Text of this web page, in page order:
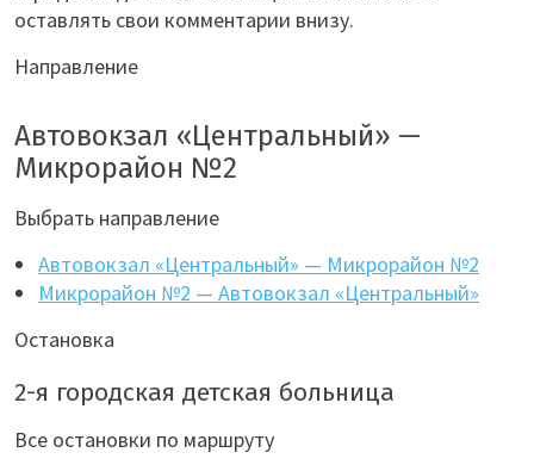
оставлять свои комментарии внизу.
Направление
Автовокзал «Центральный» —
Микрорайон №2
Выбрать направление
Автовокзал «Центральный» — Микрорайон №2
Микрорайон №2 — Автовокзал «Центральный»
Остановка
2-я городская детская больница
Все остановки по маршруту